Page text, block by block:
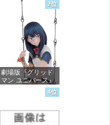
2位
劇場版『グリッド
マン ユニバース』
宝多六花 wall figure
1/7スケール プラス
完成品フィギュア
4位